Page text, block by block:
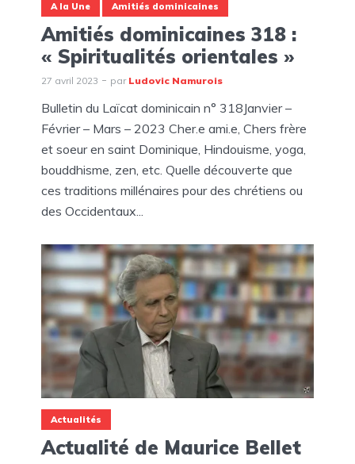
A la Une Amitiés dominicaines
Amitiés dominicaines 318 :
« Spiritualités orientales »
27 avril 2023 par Ludovic Namurois
Bulletin du Laïcat dominicain n° 318Janvier –
Février – Mars – 2023 Cher.e ami.e, Chers frère
et soeur en saint Dominique, Hindouisme, yoga,
bouddhisme, zen, etc. Quelle découverte que
ces traditions millénaires pour des chrétiens ou
des Occidentaux...
Actualités
Actualité de Maurice Bellet